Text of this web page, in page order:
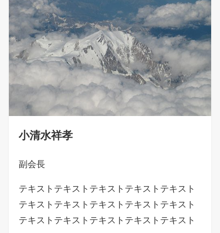
小清水祥孝
副会長
テキストテキストテキストテキストテキスト
テキストテキストテキストテキストテキスト
テキストテキストテキストテキストテキスト